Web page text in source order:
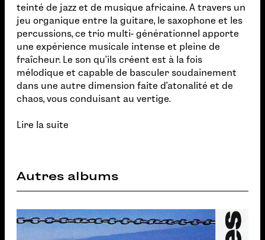
teinté de jazz et de musique africaine. A travers un
jeu organique entre la guitare, le saxophone et les
percussions, ce trio multi- générationnel apporte
une expérience musicale intense et pleine de
fraîcheur. Le son qu'ils créent est à la fois
mélodique et capable de basculer soudainement
dans une autre dimension faite d'atonalité et de
chaos, vous conduisant au vertige.
Lire la suite
Autres albums